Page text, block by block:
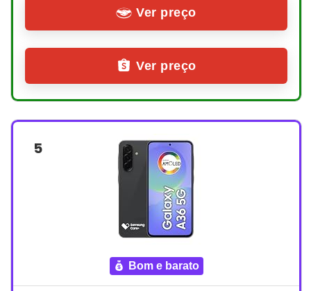
Ver preço
Ver preço
5
bom e barato